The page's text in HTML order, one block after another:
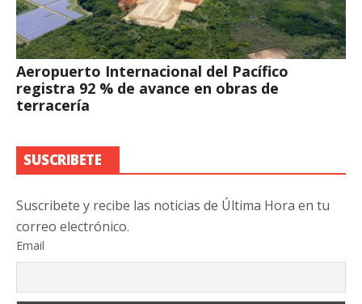
Aeropuerto Internacional del Pacífico
registra 92 % de avance en obras de
terracería
SUSCRIBETE
Suscribete y recibe las noticias de Última Hora en tu
correo electrónico.
Email